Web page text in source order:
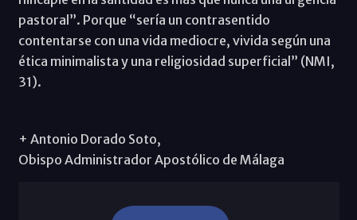
pastoral”. Porque “sería un contrasentido
contentarse con una vida mediocre, vivida según una
ética minimalista y una religiosidad superficial” (NMI,
31).
+ Antonio Dorado Soto,
Obispo Administrador Apostólico de Málaga